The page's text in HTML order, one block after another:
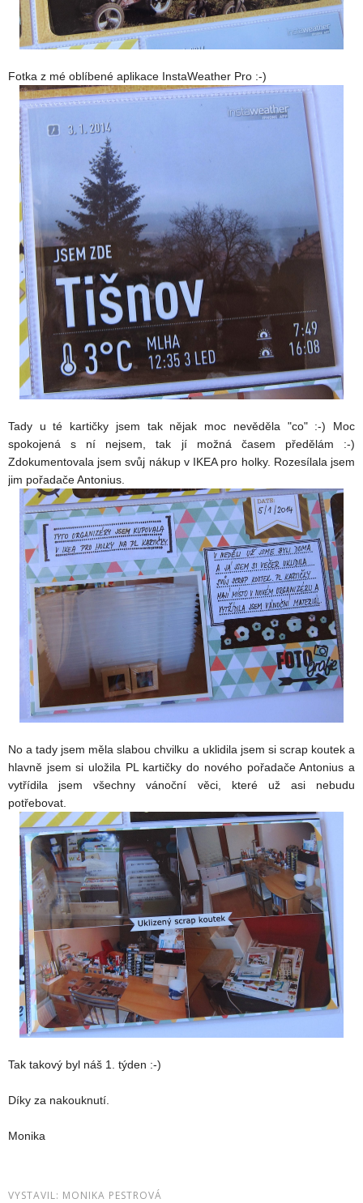
Fotka z mé oblíbené aplikace InstaWeather Pro :-)
Tady u té kartičky jsem tak nějak moc nevěděla "co" :-) Moc
spokojená s ní nejsem, tak jí možná časem předělám :-)
Zdokumentovala jsem svůj nákup v IKEA pro holky. Rozesílala jsem
jim pořadače Antonius.
No a tady jsem měla slabou chvilku a uklidila jsem si scrap koutek a
hlavně jsem si uložila PL kartičky do nového pořadače Antonius a
vytřídila jsem všechny vánoční věci, které už asi nebudu
potřebovat.
Tak takový byl náš 1. týden :-)
Díky za nakouknutí.
Monika
VYSTAVIL: MONIKA PESTROVÁ